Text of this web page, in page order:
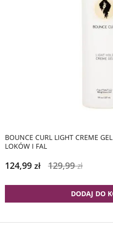
BOUNCE CURL LIGHT CREME
LOKÓW I FAL
124,99 zł 129,99zł
DODAJ DO